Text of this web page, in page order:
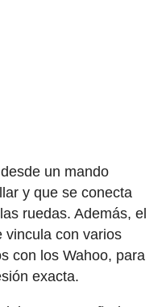
un mando
y que se conecta
ruedas. Además, el
vincula con varios
con los Wahoo, para
exacta.